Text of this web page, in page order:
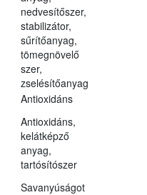
nedvesítőszer,
stabilizátor,
sűrítőanyag,
tömegnövelő
szer,
zselésítőanyag
Antioxidáns
Antioxidáns,
kelátképző
anyag,
tartósítószer
Savanyúságot